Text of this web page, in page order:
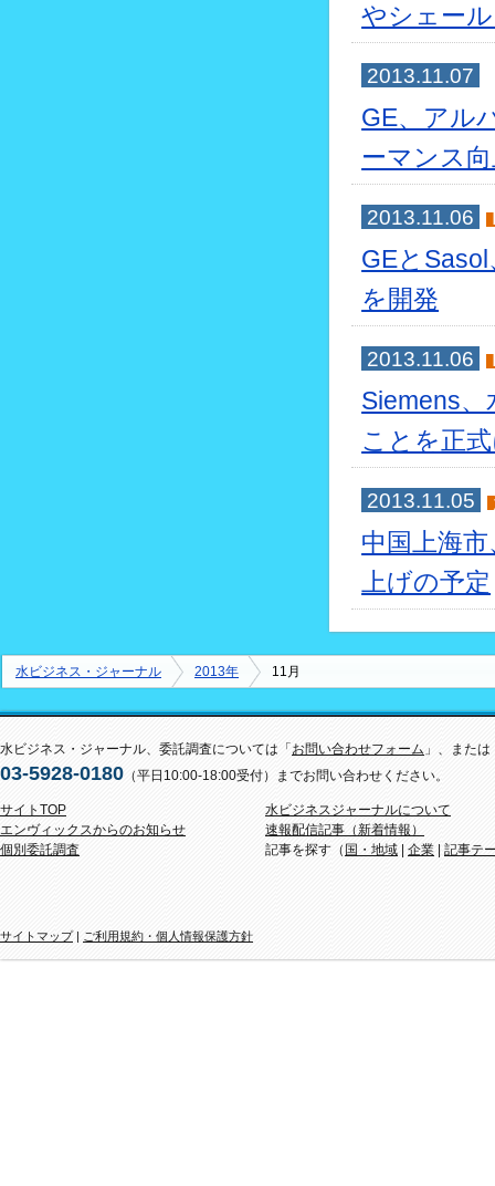
やシェー
2013.11.07
GE、アル
ーマンス
2013.11.06
GEと
を開発
2013.11.06
Siemens
ことを正
2013.11.05
中国上海
上げの予定
水ビジネス・ジャーナル 2013年 11月
水ビジネス・ジャーナル、委託調査については「 お問い合わせフォーム 」、または
03-5928-0180 （平日10:00-18:00受付）までお問い合わせください。
サイトTOP
エンヴィックスからのお知らせ
個別委託調査
水ビジネスジャーナルについて
速報配信記事（新着情報）
記事を探す（ 国・地域 企業 記事テ
サイトマップ| ご利用規約・個人情報保護方針